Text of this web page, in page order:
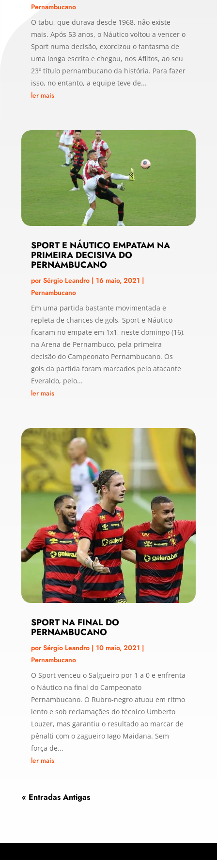
Pernambucano
O tabu, que durava desde 1968, não existe
mais. Após 53 anos, o Náutico voltou a vencer o
Sport numa decisão, exorcizou o fantasma de
uma longa escrita e chegou, nos Aflitos, ao seu
23º título pernambucano da história. Para fazer
isso, no entanto, a equipe teve de...
ler mais
SPORT E NÁUTICO EMPATAM NA
PRIMEIRA DECISIVA DO
PERNAMBUCANO
porSérgio Leandro| 16 maio, 2021 |
Pernambucano
Em uma partida bastante movimentada e
repleta de chances de gols, Sport e Náutico
ficaram no empate em 1x1, neste domingo (16),
na Arena de Pernambuco, pela primeira
decisão do Campeonato Pernambucano. Os
gols da partida foram marcados pelo atacante
Everaldo, pelo...
ler mais
SPORT NA FINAL DO
PERNAMBUCANO
porSérgio Leandro| 10 maio, 2021 |
Pernambucano
O Sport venceu o Salgueiro por 1 a 0 e enfrenta
o Náutico na final do Campeonato
Pernambucano. O Rubro-negro atuou em ritmo
lento e sob reclamações do técnico Umberto
Louzer, mas garantiu o resultado ao marcar de
pênalti com o zagueiro Iago Maidana. Sem
força de...
ler mais
« Entradas Antigas